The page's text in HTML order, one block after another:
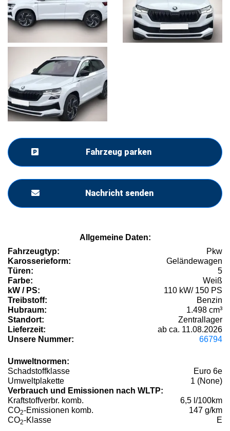
Fahrzeug parken
Nachricht senden
Allgemeine Daten:
Fahrzeugtyp:
Pkw
Karosserieform:
Geländewagen
Türen:
5
Farbe:
Weiß
kW / PS:
110 kW/ 150 PS
Treibstoff:
Benzin
Hubraum:
1.498 cm³
Standort:
Zentrallager
Lieferzeit:
ab ca. 11.08.2026
Unsere Nummer:
66794
Umweltnormen:
Schadstoffklasse
Euro 6e
Umweltplakette
1 (None)
Verbrauch und Emissionen nach WLTP:
Kraftstoffverbr. komb.
6,5 l/100km
CO2-Emissionen komb.
147 g/km
CO2-Klasse E